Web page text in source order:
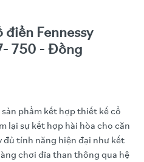
điển Fennessy
750 - Đồng
phẩm kết hợp thiết kế cổ
lại sự kết hợp hài hòa cho căn
đủ tính năng hiện đại như kết
chơi đĩa than thông qua hệ